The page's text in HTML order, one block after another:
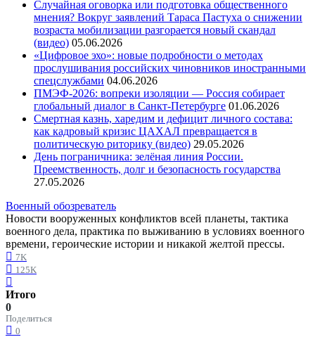
Случайная оговорка или подготовка общественного
мнения? Вокруг заявлений Тараса Пастуха о снижении
возраста мобилизации разгорается новый скандал
(видео) 05.06.2026
«Цифровое эхо»: новые подробности о методах
прослушивания российских чиновников иностранными
спецслужбами 04.06.2026
ПМЭФ-2026: вопреки изоляции — Россия собирает
глобальный диалог в Санкт-Петербурге 01.06.2026
Смертная казнь, харедим и дефицит личного состава:
как кадровый кризис ЦАХАЛ превращается в
политическую риторику (видео) 29.05.2026
День пограничника: зелёная линия России.
Преемственность, долг и безопасность государства
27.05.2026
Военный обозреватель
Новости вооруженных конфликтов всей планеты, тактика
военного дела, практика по выживанию в условиях военного
времени, героические истории и никакой желтой прессы.
7K
125K
Итого
0
Поделиться
0